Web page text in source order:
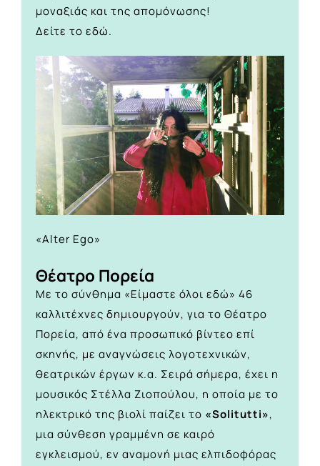
μοναξιάς και της απομόνωσης!
Δείτε το εδώ.
«Alter Ego»
Θέατρο Πορεία
Με το σύνθημα «Είμαστε όλοι εδώ» 46
καλλιτέχνες δημιουργούν, για το Θέατρο
Πορεία, από ένα προσωπικό βίντεο επί
σκηνής, με αναγνώσεις λογοτεχνικών,
θεατρικών έργων κ.α. Σειρά σήμερα, έχει η
μουσικός Στέλλα Ζιοπούλου, η οποία με το
ηλεκτρικό της βιολί παίζει το «Solitutti»,
μια σύνθεση γραμμένη σε καιρό
εγκλεισμού, εν αναμονή μιας ελπιδοφόρας